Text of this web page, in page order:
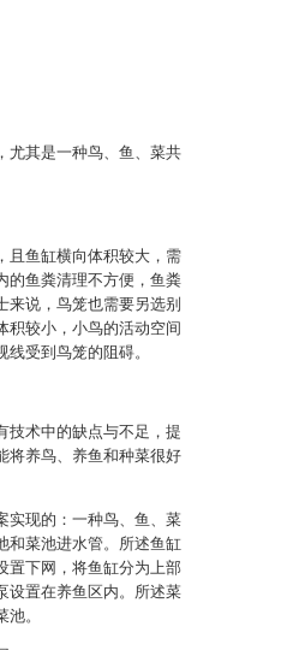
尤其是一种鸟、鱼、菜共
且鱼缸横向体积较大，需
的鱼粪清理不方便，鱼粪
来说，鸟笼也需要另选别
积较小，小鸟的活动空间
受到鸟笼的阻碍。
技术中的缺点与不足，提
将养鸟、养鱼和种菜很好
实现的：一种鸟、鱼、菜
和菜池进水管。所述鱼缸
置下网，将鱼缸分为上部
设置在养鱼区内。所述菜
。